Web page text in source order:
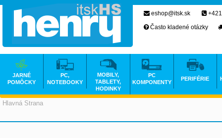
Hlavná Strana
eshop@itsk.sk
Často kladené otázky
JARNÉ
POMÔCKY
PC,
NOTEBOOKY
MOBILY,
TABLETY,
HODINKY
PC
KOMPONENTY
PERIFÉRIE